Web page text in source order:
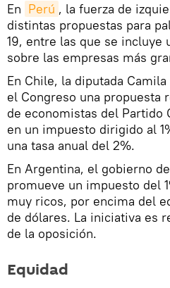
En Perú , la fuerza de
distintas propuestas para
19, entre las que se incluye
sobre las empresas más
En Chile, la diputada
el Congreso una propuesta
de economistas del Partido
en un impuesto dirigido al
una tasa anual del 2%.
En Argentina, el gobierno
promueve un impuesto del
muy ricos, por encima del
de dólares. La iniciativa es
de la oposición.
Equidad